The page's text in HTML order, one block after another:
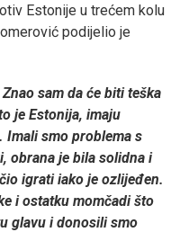
Estonije u trećem kolu
podijelio je
sam da će biti teška
je Estonija, imaju
Imali smo problema s
obrana je bila solidna i
igrati iako je ozlijeđen.
i ostatku momčadi što
glavu i donosili smo